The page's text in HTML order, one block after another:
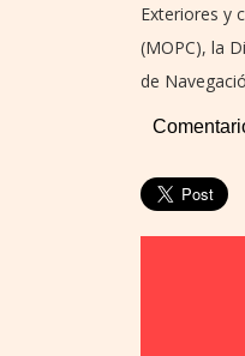
Exteriores y
(MOPC), la
de